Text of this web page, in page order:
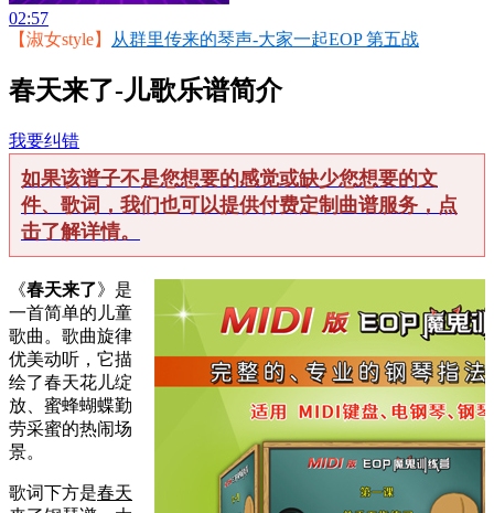
02:57
【淑女style】 从群里传来的琴声-大家一起EOP 第五战
春天来了-儿歌乐谱简介
我要纠错
如果该谱子不是您想要的感觉或缺少您想要的文
件、歌词，我们也可以提供付费定制曲谱服务，点
击了解详情。
《春天来了 》是
一首简单的儿童
歌曲。歌曲旋律
优美动听，它描
绘了春天花儿绽
放、蜜蜂蝴蝶勤
劳采蜜的热闹场
景。
歌词下方是春天